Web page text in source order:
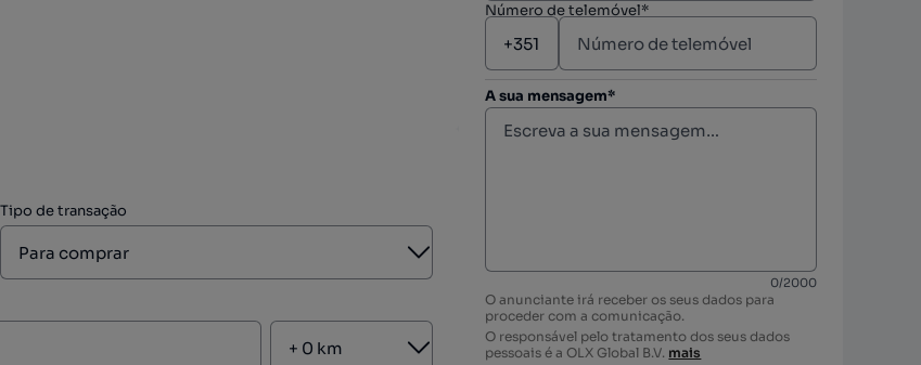
Tipo de transação
Aberto
Aberto
Número de telemóvel*
A sua mensagem*
0/2000
O anunciante irá receber os seus dados para
proceder com a comunicação.
O responsável pelo tratamento dos seus dados
pessoais é a OLX Global B.V. mais